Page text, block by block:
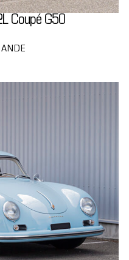
Coupé G50